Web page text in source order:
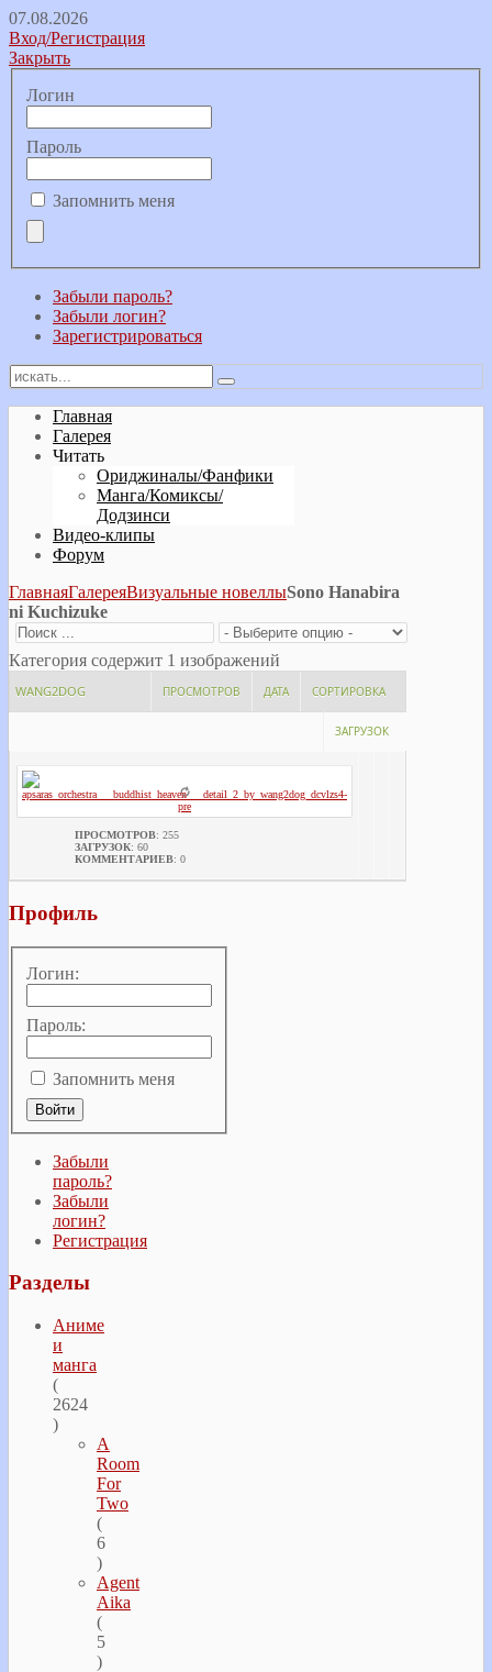
07.08.2026
Вход/Регистрация
Закрыть
Логин
Пароль
Запомнить меня
Забыли пароль?
Забыли логин?
Зарегистрироваться
Главная
Галерея
Читать
Ориджиналы/Фанфики
Манга/Комиксы/
Додзинси
Видео-клипы
Форум
ГлавнаяГалереяВизуальные новеллыSono Hanabira
ni Kuchizuke
Категория содержит 1 изображений
WANG2DOG СОРТИРОВКА
ДАТА
ПРОСМОТРОВ
ЗАГРУЗОК
ПРОСМОТРОВ: 255
ЗАГРУЗОК: 60
КОММЕНТАРИЕВ: 0
Профиль
Логин:
Пароль:
Запомнить меня
Забыли
пароль?
Забыли
логин?
Регистрация
Разделы
Аниме
и
манга
(
2624
)
A
Room
For
Two
(
6
)
Agent
Aika
(
5
)